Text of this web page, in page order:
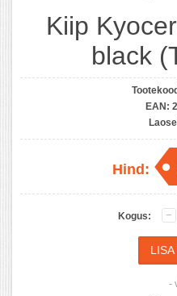
Kiip
black
EAN:
Hind:
Kogus:
-